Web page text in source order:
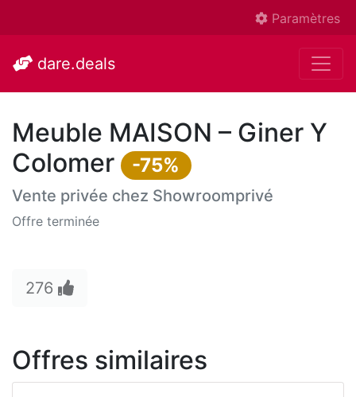
Paramètres
dare.deals
Meuble MAISON – Giner Y
Colomer
-75%
Vente privée chez Showroomprivé
Offre terminée
276
Offres similaires